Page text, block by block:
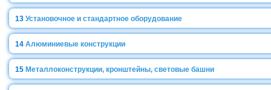
13 Установочное и стандартное оборудование
14 Алюминиевые конструкции
15 Металлоконструкции, кронштейны, световые башни